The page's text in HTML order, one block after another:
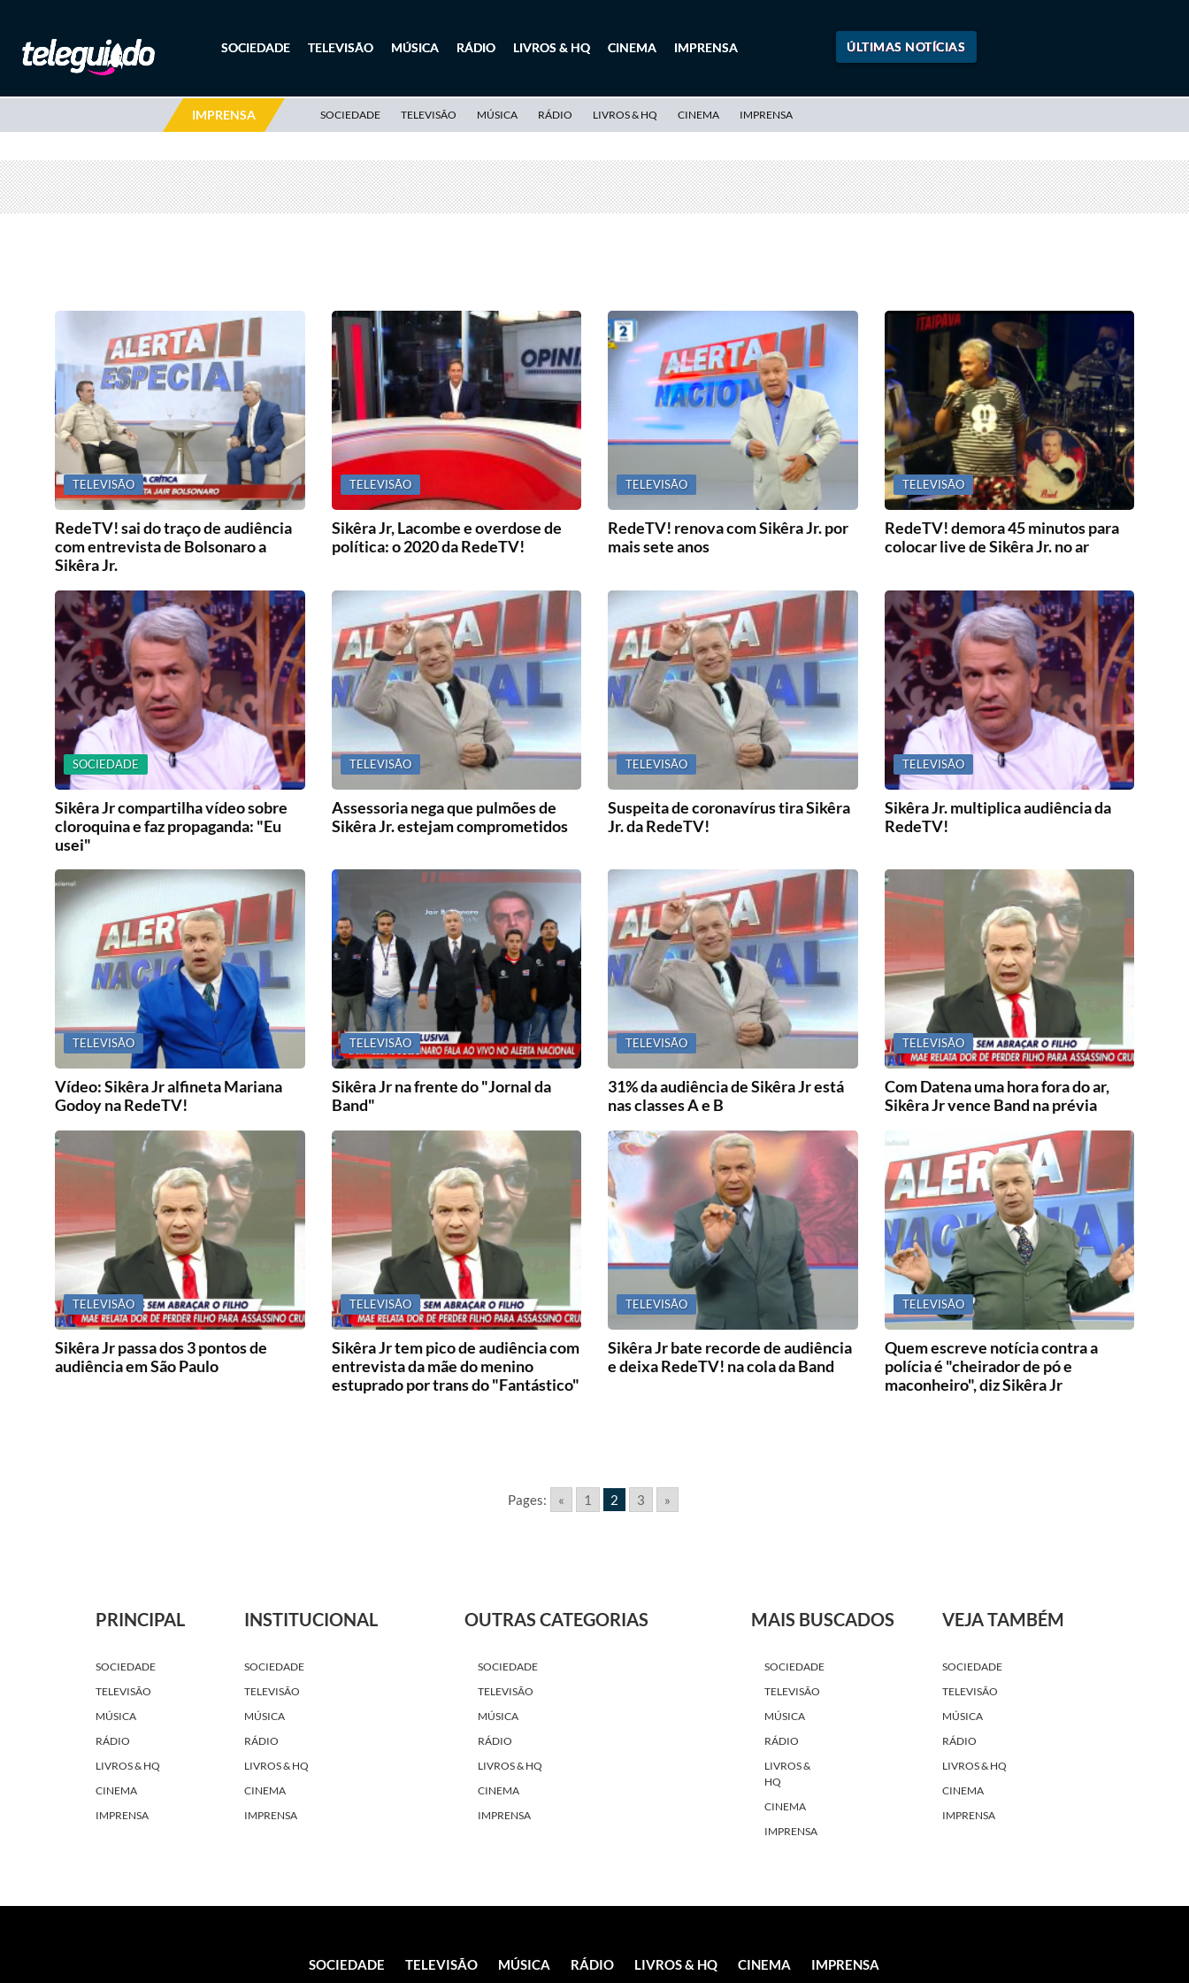
ÚLTIMAS NOTÍCIAS
SOCIEDADE TELEVISÃO MÚSICA RÁDIO LIVROS & HQ CINEMA IMPRENSA
IMPRENSA SOCIEDADE TELEVISÃO MÚSICA RÁDIO LIVROS & HQ CINEMA IMPRENSA
TELEVISÃO
RedeTV! sai do traço de audiência
com entrevista de Bolsonaro a
Sikêra Jr.
TELEVISÃO
Sikêra Jr, Lacombe e overdose de
política: o 2020 da RedeTV!
TELEVISÃO
RedeTV! renova com Sikêra Jr. por
mais sete anos
TELEVISÃO
RedeTV! demora 45 minutos para
colocar live de Sikêra Jr. no ar
SOCIEDADE
Sikêra Jr compartilha vídeo sobre
cloroquina e faz propaganda: "Eu
usei"
TELEVISÃO
Assessoria nega que pulmões de
Sikêra Jr. estejam comprometidos
TELEVISÃO
Suspeita de coronavírus tira Sikêra
Jr. da RedeTV!
TELEVISÃO
Sikêra Jr. multiplica audiência da
RedeTV!
TELEVISÃO
Vídeo: Sikêra Jr alfineta Mariana
Godoy na RedeTV!
TELEVISÃO
Sikêra Jr na frente do "Jornal da
Band"
TELEVISÃO
31% da audiência de Sikêra Jr está
nas classes A e B
TELEVISÃO
Com Datena uma hora fora do ar,
Sikêra Jr vence Band na prévia
TELEVISÃO
Sikêra Jr passa dos 3 pontos de
audiência em São Paulo
TELEVISÃO
Sikêra Jr tem pico de audiência com
entrevista da mãe do menino
estuprado por trans do "Fantástico"
TELEVISÃO
Sikêra Jr bate recorde de audiência
e deixa RedeTV! na cola da Band
TELEVISÃO
Quem escreve notícia contra a
polícia é "cheirador de pó e
maconheiro", diz Sikêra Jr
Pages: « 1 2 3 »
PRINCIPAL
SOCIEDADE
TELEVISÃO
MÚSICA
RÁDIO
LIVROS & HQ
CINEMA
IMPRENSA
INSTITUCIONAL
SOCIEDADE
TELEVISÃO
MÚSICA
RÁDIO
LIVROS & HQ
CINEMA
IMPRENSA
OUTRAS CATEGORIAS
SOCIEDADE
TELEVISÃO
MÚSICA
RÁDIO
LIVROS & HQ
CINEMA
IMPRENSA
MAIS BUSCADOS
SOCIEDADE
TELEVISÃO
MÚSICA
RÁDIO
LIVROS &
HQ
CINEMA
IMPRENSA
VEJA TAMBÉM
SOCIEDADE
TELEVISÃO
MÚSICA
RÁDIO
LIVROS & HQ
CINEMA
IMPRENSA
SOCIEDADE TELEVISÃO MÚSICA RÁDIO LIVROS & HQ CINEMA IMPRENSA